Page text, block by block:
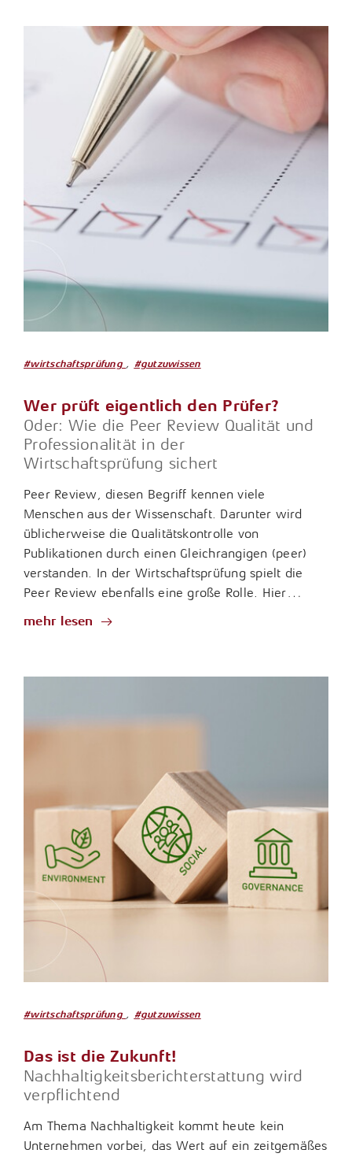
#wirtschaftsprüfung , #gutzuwissen
Wer prüft eigentlich den Prüfer?
Oder: Wie die Peer Review Qualität und
Professionalität in der
Wirtschaftsprüfung sichert
Peer Review, diesen Begriff kennen viele
Menschen aus der Wissenschaft. Darunter wird
üblicherweise die Qualitätskontrolle von
Publikationen durch einen Gleichrangigen (peer)
verstanden. In der Wirtschaftsprüfung spielt die
Peer Review ebenfalls eine große Rolle. Hier…
mehr lesen
#wirtschaftsprüfung , #gutzuwissen
Das ist die Zukunft!
Nachhaltigkeitsberichterstattung wird
verpflichtend
Am Thema Nachhaltigkeit kommt heute kein
Unternehmen vorbei, das Wert auf ein zeitgemäßes